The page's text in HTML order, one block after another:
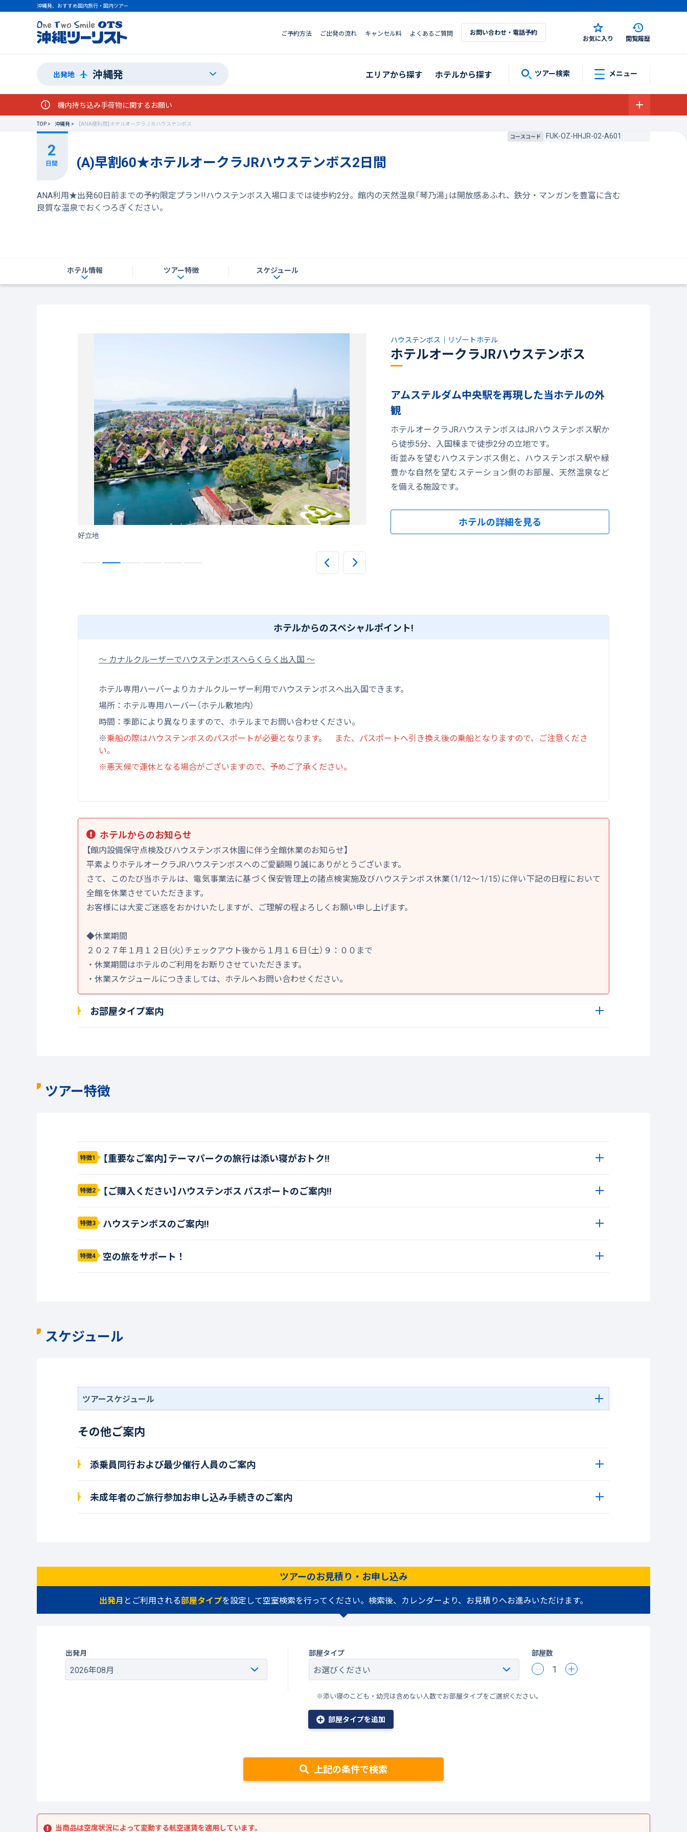
沖縄発、おすすめ国内旅行・国内ツアー
ご予約方法 ご出発の流れ キャンセル料 よくあるご質問 お問い合わせ・電話予約
お気に入り 閲覧履歴
出発地 沖縄発 エリアから探す ホテルから探す ツアー検索 メニュー
機内持ち込み手荷物に関するお願い
TOP 沖縄発
【ANA便利用】ホテルオークラＪＲハウステンボス
コースコード
FUK-OZ-HHJR-02-A601
(A)早割60★ホテルオークラJRハウステンボス2日間
ANA利用★出発60日前までの予約限定プラン!!ハウステンボス入場口までは徒歩約2分。館内の天然温泉「琴乃湯」は開放感あふれ、鉄分・マンガンを豊富に含む
良質な温泉でおくつろぎください。
ホテル情報 ツアー特徴 スケジュール
ハウステンボス｜リゾートホテル
ホテルオークラJRハウステンボス
アムステルダム中央駅を再現した当ホテルの外
観
ホテルオークラJRハウステンボスはJRハウステンボス駅か
ら徒歩5分、入国棟まで徒歩2分の立地です。
街並みを望むハウステンボス側と、ハウステンボス駅や緑
豊かな自然を望むステーション側のお部屋、天然温泉など
を備える施設です。
ホテルの詳細を見る
好立地 天然温泉「琴乃湯」（大浴場・天然露天風呂）
ホテルからのスペシャルポイント!
～ カナルクルーザーでハウステンボスへらくらく出入国 ～
ホテル専用ハーバーよりカナルクルーザー利用でハウステンボスへ出入国できます。
場所：ホテル専用ハーバー（ホテル敷地内）
時間：季節により異なりますので、ホテルまでお問い合わせください。
※乗船の際はハウステンボスのパスポートが必要となります。
また、パスポートへ引き換え後の乗船となりますので、ご注意くださ
い。
※悪天候で運休となる場合がございますので、予めご了承ください。
ホテルからのお知らせ
【館内設備保守点検及びハウステンボス休園に伴う全館休業のお知らせ】
平素よりホテルオークラJRハウステンボスへのご愛顧賜り誠にありがとうございます。
さて、このたび当ホテルは、電気事業法に基づく保安管理上の諸点検実施及びハウステンボス休業（1/12～1/15）に伴い下記の日程において
全館を休業させていただきます。
お客様には大変ご迷惑をおかけいたしますが、ご理解の程よろしくお願い申し上げます。
◆休業期間
２０２７年１月１２日（火）チェックアウト後から１月１６日（土）９：００まで
・休業期間はホテルのご利用をお断りさせていただきます。
・休業スケジュールにつきましては、ホテルへお問い合わせください。
お部屋タイプ案内
ツアー特徴
特徴1 【重要なご案内】テーマパークの旅行は添い寝がおトク!!
特徴2 【ご購入ください】ハウステンボス パスポートのご案内!!
特徴3 ハウステンボスのご案内!!
特徴4 空の旅をサポート！
スケジュール
ツアースケジュール
その他ご案内
添乗員同行および最少催行人員のご案内
未成年者のご旅行参加お申し込み手続きのご案内
ツアーのお見積り・お申し込み
出発月 とご利用される部屋タイプを設定して空室検索を行ってください。検索後、カレンダーより、お見積りへお進みいただけます。
出発月 部屋タイプ 部屋数
1
※添い寝のこども・幼児は含めない人数でお部屋タイプをご選択ください。
部屋タイプを追加
上記の条件で検索
当商品は空席状況によって変動する航空運賃を適用しています。